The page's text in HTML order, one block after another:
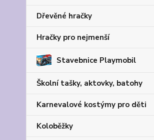
Dřevěné hračky
Hračky pro nejmenší
Stavebnice Playmobil
Školní tašky, aktovky, batohy
Karnevalové kostýmy pro děti
Koloběžky